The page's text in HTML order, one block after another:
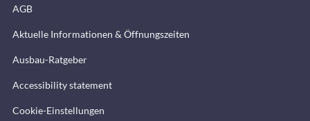
AGB
Aktuelle Informationen & Öffnungszeiten
Ausbau-Ratgeber
Accessibility statement
Cookie-Einstellungen